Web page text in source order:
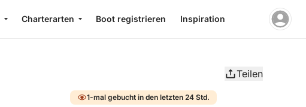
Charterarten Boot registrieren Inspiration
Teilen
1-mal gebucht in den letzten 24 Std.